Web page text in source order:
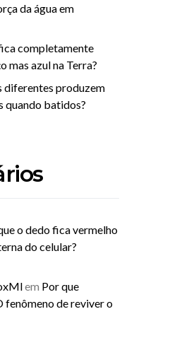
da água em
completamente
mas azul na Terra?
diferentes produzem
quando batidos?
o dedo fica vermelho
do celular?
em Por que
fenômeno de reviver o